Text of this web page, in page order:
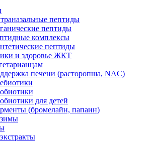
пептиды
пептиды
комплексы
пептиды
и здоровье ЖКТ
печени (расторопша, NAC)
для детей
(бромелайн, папаин)